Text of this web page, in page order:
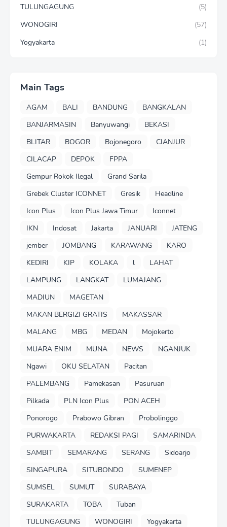
TULUNGAGUNG
(5)
WONOGIRI
(57)
Yogyakarta
(1)
Main Tags
AGAM BALI BANDUNG
BANGKALAN
BANJARMASIN
Banyuwangi
BEKASI
BLITAR
BOGOR Bojonegoro
CIANJUR
CILACAP
DEPOK
FPPA
Gempur Rokok Ilegal
Grand Sarila
Grebek Cluster ICONNET
Gresik
Headline
Icon Plus
Icon Plus Jawa Timur
Iconnet
IKN
Indosat Jakarta JANUARI
JATENG
jember
JOMBANG KARAWANG
KARO
KEDIRI
KIP KOLAKA l
LAHAT
LAMPUNG
LANGKAT
LUMAJANG
MADIUN
MAGETAN
MAKAN BERGIZI GRATIS
MAKASSAR
MALANG
MBG MEDAN
Mojokerto
MUARA ENIM
MUNA NEWS
NGANJUK
Ngawi
OKU SELATAN
Pacitan
PALEMBANG
Pamekasan
Pasuruan
Pilkada
PLN Icon Plus
PON ACEH
Ponorogo
Prabowo Gibran
Probolinggo
PURWAKARTA
REDAKSI PAGI
SAMARINDA
SAMBIT
SEMARANG SERANG
Sidoarjo
SINGAPURA
SITUBONDO
SUMENEP
SUMSEL
SUMUT
SURABAYA
SURAKARTA
TOBA
Tuban
TULUNGAGUNG
WONOGIRI Yogyakarta